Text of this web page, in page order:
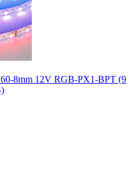
8mm 12V RGB-PX1-BPT (9